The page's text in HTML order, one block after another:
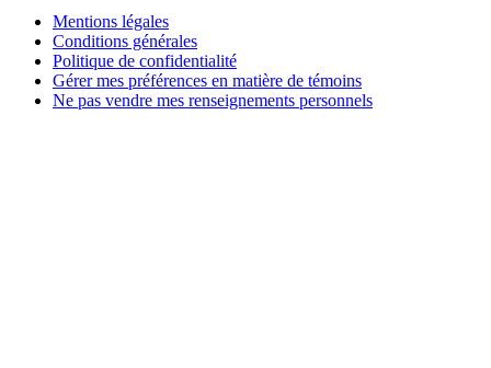
Mentions légales
Conditions générales
Politique de confidentialité
Gérer mes préférences en matière de témoins
Ne pas vendre mes renseignements personnels